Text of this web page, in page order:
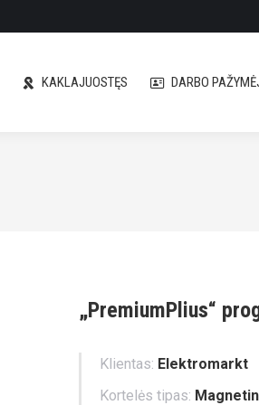
KAKLAJUOSTĘS DARBO
„PremiumPlius“
Klientas: Elektromarkt
Kortelės tipas:
KAKLAJUOSTĘS DARBO